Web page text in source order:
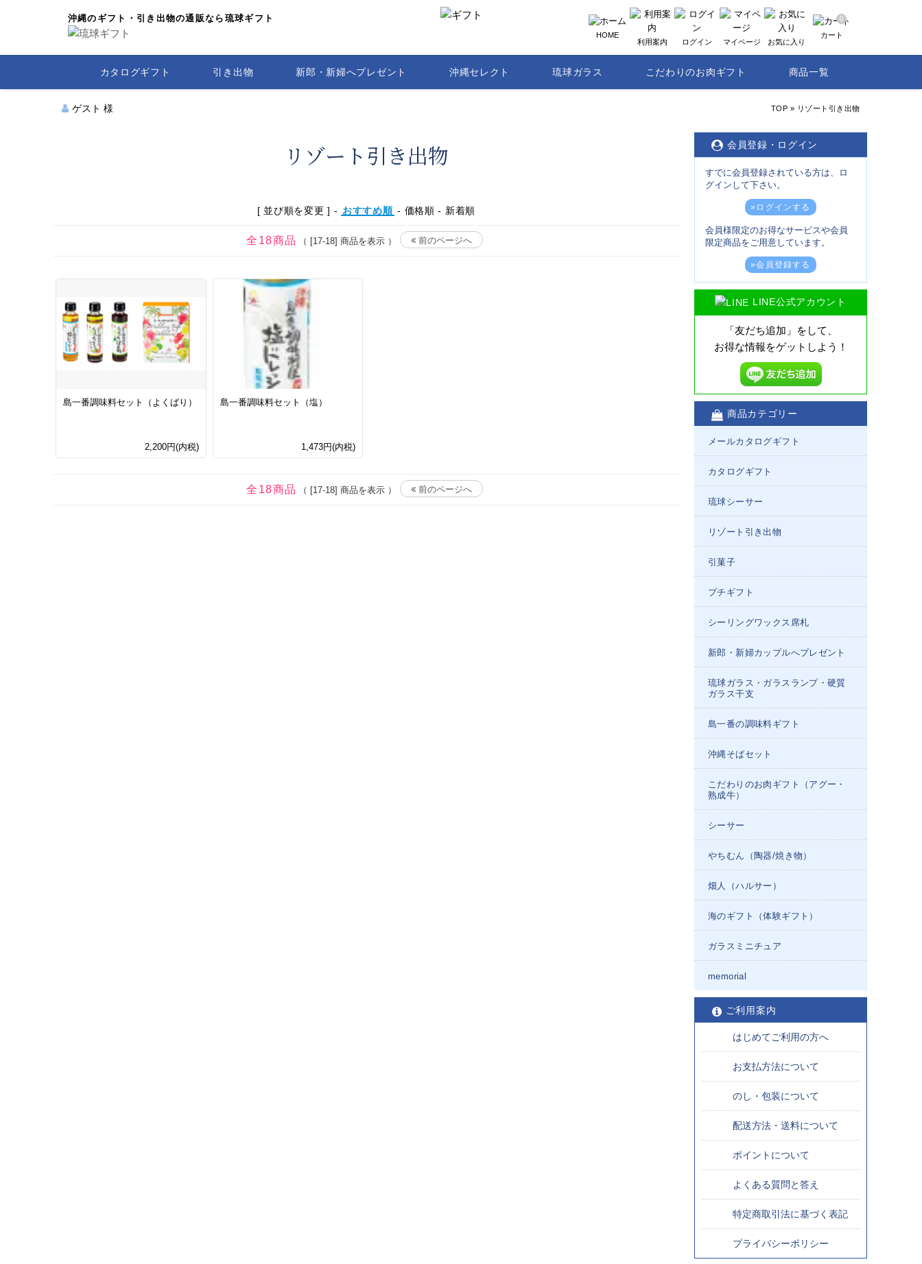
沖縄のギフト・引き出物の通販なら琉球ギフト
HOME
利用案内
ログイン マイページ お気に入り
カート
0
カタログギフト 引き出物 新郎・新婦へプレゼント 沖縄セレクト 琉球ガラス こだわりのお肉ギフト 商品一覧
ゲスト 様 TOP » リゾート引き出物
リゾート引き出物
[ 並び順を変更 ] - おすすめ順 - 価格順 - 新着順
全18商品 （ [17-18] 商品を表示 ） 前のページへ
島一番調味料セット（よくばり）
2,200円(内税)
島一番調味料セット（塩）
1,473円(内税)
全18商品 （ [17-18] 商品を表示 ） 前のページへ
会員登録・ログイン
すでに会員登録されている方は、ロ
グインして下さい。
»ログインする
会員様限定のお得なサービスや会員
限定商品をご用意しています。
»会員登録する
LINE公式アカウント
「友だち追加」をして、
お得な情報をゲットしよう！
商品カテゴリー
メールカタログギフト
カタログギフト
琉球シーサー
リゾート引き出物
引菓子
プチギフト
シーリングワックス席札
新郎・新婦カップルへプレゼント
琉球ガラス・ガラスランプ・硬質
ガラス干支
島一番の調味料ギフト
沖縄そばセット
こだわりのお肉ギフト（アグー・
熟成牛）
シーサー
やちむん（陶器/焼き物）
畑人（ハルサー）
海のギフト（体験ギフト）
ガラスミニチュア
memorial
ご利用案内
はじめてご利用の方へ
お支払方法について
のし・包装について
配送方法・送料について
ポイントについて
よくある質問と答え
特定商取引法に基づく表記
プライバシーポリシー